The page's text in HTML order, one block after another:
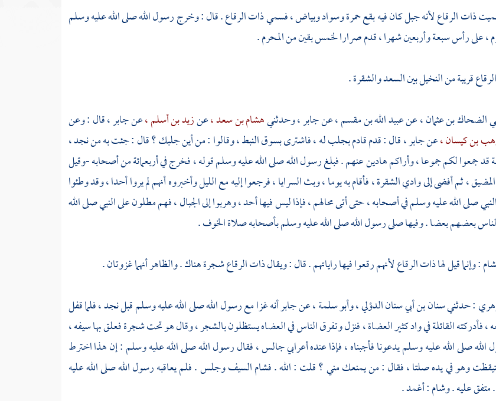
ذات الرقاعلأنه جبل كان فيه بقع حمرة وسواد وبياض ، فسميذات الرقاع .قال : وخرج رسول الله صلى الله عليه وسلم
، على رأس سبعة وأربعين شهرا ، قدم صرارا لخمس بقين من المحرم .
قريبة من النخيل بينالسعدوالشقرة.
الضحاك بن عثمان ،عنعبيد الله بن مقسم ،عنجابر ،وحدثنيهشام بن سعد ،عنزيد بن أسلم ،عنجابر ،قال : وعن
بن كيسان ،عنجابر ،قال : قدم قادم بجلب له ، فاشترى بسوق النبط ، وقالوا : من أين جلبك ؟ قال : جئت به من نجد ،
قد جمعوا لكم جموعا ، وأراكم هادين عنهم . فبلغ رسول الله صلى الله عليه وسلم قوله ، فخرج في أربعمائة من أصحابه -وقيل
، ثم أفضى إلىوادي الشقرة ،فأقام به يوما ، وبث السرايا ، فرجعوا إليه مع الليل وأخبروه أنهم لم يروا أحدا ، وقد وطئوا
صلى الله عليه وسلم في أصحابه ، حتى أتى محالهم ، فإذا ليس فيها أحد ، وهربوا إلى الجبال ، فهم مطلون على النبي صلى الله
بعضهم بعضا . وفيها صلى رسول الله صلى الله عليه وسلم بأصحابه صلاة الخوف .
: وإنما قيل لهاذات الرقاعلأنهم رقعوا فيها راياتهم . قال : ويقالذات الرقاعشجرة هناك . والظاهر أنهما غزوتان .
: حدثنيسنان بن أبي سنان الدؤلي ،وأبو سلمة ،عنجابرأنه غزا مع رسول الله صلى الله عليه وسلم قبلنجد ،فلما قفل
، فأدركته القائلة في واد كثير العضاة ، فنزل وتفرق الناس في العضاه يستظلون بالشجر ، وقال هو تحت شجرة فعلق بها سيفه ،
الله صلى الله عليه وسلم يدعونا فأجبناه ، فإذا عنده أعرابي جالس ، فقال رسول الله صلى الله عليه وسلم : إن هذا اخترط
وهو في يده صلتا ، فقال : من يمنعك مني ؟ قلت : الله . فشام السيف وجلس . فلم يعاقبه رسول الله صلى الله عليه
عليه . وشام : أغمد .